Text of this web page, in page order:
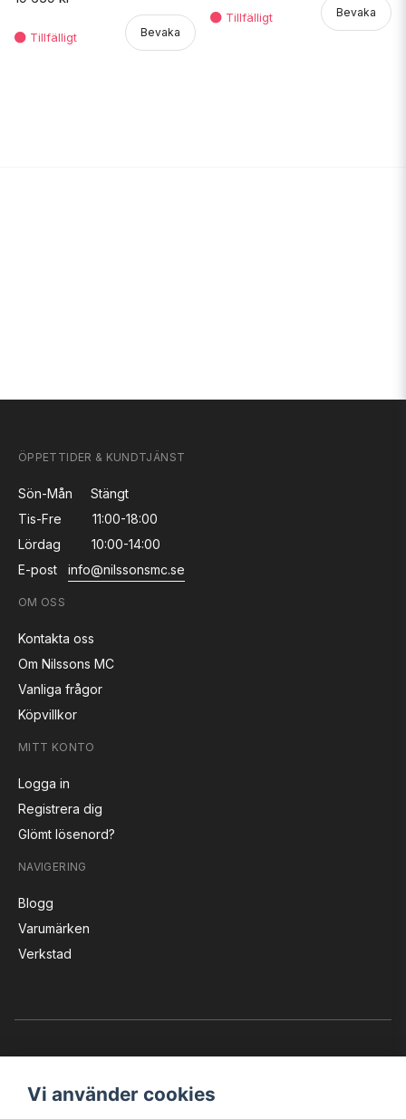
Bevaka
Bevaka
ÖPPETTIDER & KUNDTJÄNST
Sön-Mån
Stängt
Tis-Fre
11:00-18:00
Lördag
10:00-14:00
E-post
info@nilssonsmc.se
OM OSS
Kontakta oss
Om Nilssons MC
Vanliga frågor
Köpvillkor
MITT KONTO
Logga in
Registrera dig
Glömt lösenord?
NAVIGERING
Blogg
Varumärken
Verkstad
Vi använder cookies